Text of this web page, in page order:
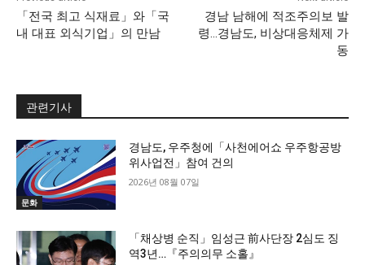
「전국 최고 식재료」와「국
내 대표 외식기업」의 만남
경남 남해에 적조주의보 발
령…경남도, 비상대응체제 가
동
관련기사
문화
경남도, 우주청에「사천에어쇼 우주항공방
위사업전」참여 건의
2026년 08월 07일
「채상병 순직」임성근 前사단장 2심도 징
역3년…『주의의무 소홀』